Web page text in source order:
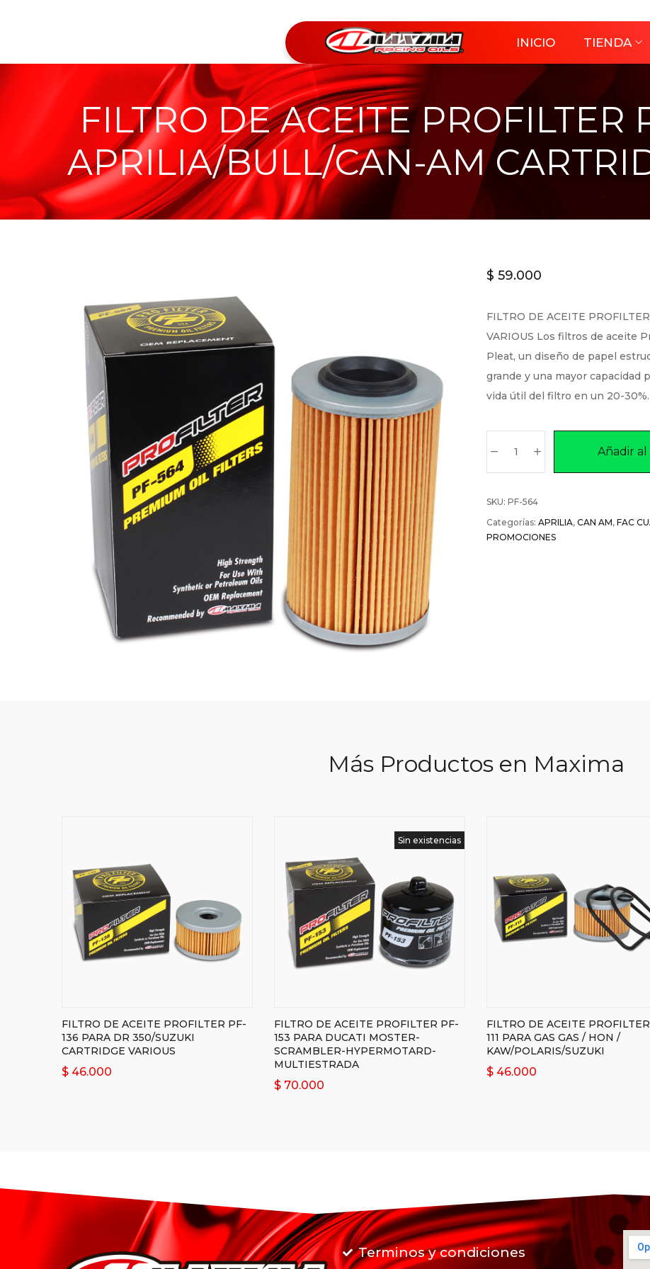
INICIO TIENDA
FILTRO DE ACEITE PROFILTER
APRILIA/BULL/CAN-AM
$ 59.000
FILTRO DE ACEITE
VARIOUS Los filtros de aceite
Pleat, un diseño de papel
grande y una mayor capacidad
vida útil del filtro en un 20-30%.
Añadir
SKU: PF-564
Categorías: APRILIA, CAN AM, FAC
PROMOCIONES
Más Productos en Maxima
FILTRO DE ACEITE PROFILTER PF-
136 PARA DR 350/SUZUKI
CARTRIDGE VARIOUS
$ 46.000
Sin existencias
FILTRO DE ACEITE PROFILTER PF-
153 PARA DUCATI MOSTER-
SCRAMBLER-HYPERMOTARD-
MULTIESTRADA
$ 70.000
FILTRO DE ACEITE
111 PARA GAS GAS / HON /
KAW/POLARIS/SUZUKI
$ 46.000
Terminos y condiciones